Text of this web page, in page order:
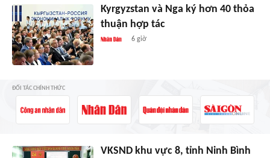
Kyrgyzstan và Nga ký hơn 40 thỏa
thuận hợp tác
6 giờ
ĐỐI TÁC CHÍNH THỨC
VKSND khu vực 8, tỉnh Ninh Bình